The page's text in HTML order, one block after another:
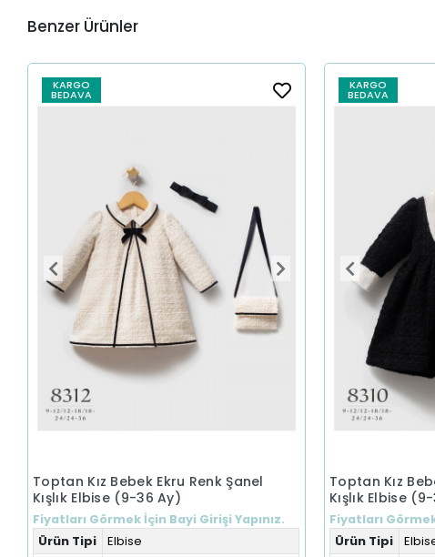
Benzer Ürünler
KARGO
BEDAVA
Toptan Kız Bebek Ekru Renk Şanel
Kışlık Elbise (9-36 Ay)
Fiyatları Görmek İçin Bayi Girişi Yapınız.
Ürün Tipi
Elbise
KARGO
BEDAVA
Toptan Kız
Kışlık Elbise
Fiyatları
Ürün Tipi